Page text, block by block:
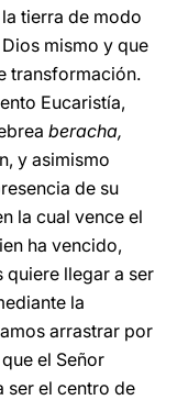
tierra de modo
mismo y que
transformación.
Eucaristía,
beracha,
y asimismo
de su
la cual vence el
ha vencido,
quiere llegar a ser
la
arrastrar por
el Señor
ser el centro de